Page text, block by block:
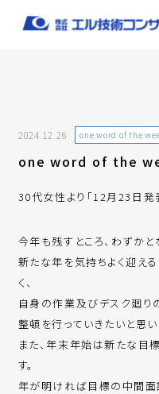
2024.12.26 one word of the
one word of the
30代女性より「12月23日発
今年も残すところ、わずかと
新たな年を気持ちよく迎え
く、
自身の作業及びデスク廻り
整頓を行っていきたいと思い
また、年末年始は新たな目
す。
年が明ければ目標の中間面